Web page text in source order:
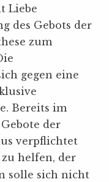
Liebe
des Gebots der
zum
gegen eine
Bereits im
der
verpflichtet
helfen, der
solle sich nicht